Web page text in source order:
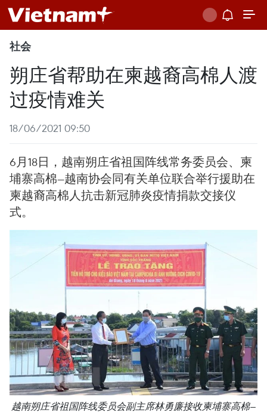
社会
朔庄省帮助在柬越裔高棉人渡
过疫情难关
18/06/2021 09:50
6月18日，越南朔庄省祖国阵线常务委员会、柬
埔寨高棉—越南协会同有关单位联合举行援助在
柬越裔高棉人抗击新冠肺炎疫情捐款交接仪
式。
越南朔庄省祖国阵线委员会副主席林勇廉接收柬埔寨高棉—